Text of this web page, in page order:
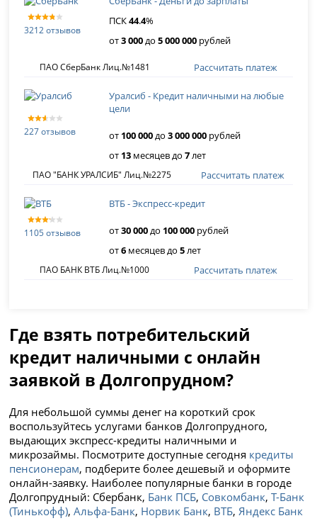
3212 отзывов
ПСК44.4%
от3 000до5 000 000 рублей
ПАО СберБанк Лиц.№1481 Рассчитать платеж
227 отзывов
Уралсиб - Кредит наличными на любые
цели
от 100 000до3 000 000 рублей
от 13 месяцев до7лет
ПАО "БАНК УРАЛСИБ" Лиц.№2275 Рассчитать платеж
1105 отзывов
ВТБ - Экспресс-кредит
от30 000до 100 000 рублей
от6 месяцев до5лет
ПАО БАНК ВТБ Лиц.№1000 Рассчитать платеж
Где взять потребительский
кредит наличными с онлайн
заявкой в Долгопрудном?
Для небольшой суммы денег на короткий срок
воспользуйтесь услугами банков Долгопрудного,
выдающих экспресс-кредиты наличными и
микрозаймы. Посмотрите доступные сегодня кредиты
пенсионерам, подберите более дешевый и оформите
онлайн-заявку. Наиболее популярные банки в городе
Долгопрудный: Сбербанк, Банк ПСБ, Совкомбанк,Т-Банк
(Тинькофф),Альфа-Банк, Норвик Банк, ВТБ, Яндекс Банк